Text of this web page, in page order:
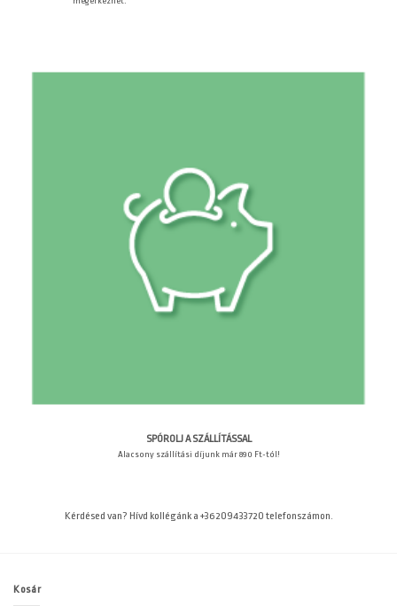
SPÓROLJ A SZÁLLÍTÁSSAL
Alacsony szállítási díjunk már 890 Ft-tól!
Kérdésed van? Hívd kollégánk a +36209433720 telefonszámon.
Kosár